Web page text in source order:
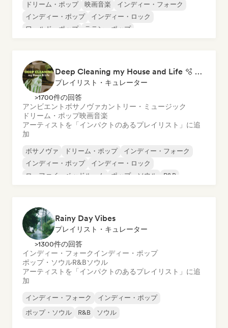
ドリーム・ポップ 映画音楽
インディー・フォーク
インディー・ポップ
インディー・ロック
ワールド・ポップ
ラテン・ポップ
Deep Cleaning my House and Life 🫧 Bedroom Pop & Indie Pop
プレイリスト・キュレーター
>1700件の回答
アンビエント ボサノヴァカントリー・ミュージック
ドリーム・ポップ映画音楽
アーティストを「インパクトのあるプレイリスト」に追
加
ボサノヴァ ドリーム・ポップ
インディー・フォーク
インディー・ポップ
インディー・ロック
ローファイ・ベッドルーム
ポップ・ソウル R&B
Rainy Day Vibes
プレイリスト・キュレーター
>1300件の回答
インディー・フォークインディー・ポップ
ポップ・ソウルR&Bソウル
アーティストを「インパクトのあるプレイリスト」に追
加
インディー・フォーク
インディー・ポップ
ポップ・ソウル
R&B ソウル